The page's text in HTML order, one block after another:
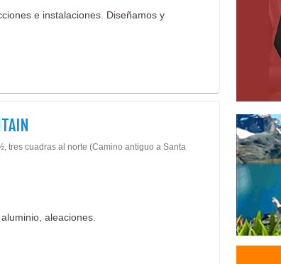
e instalaciones. Diseñamos y
tres cuadras al norte (Camino antiguo a Santa
aleaciones.